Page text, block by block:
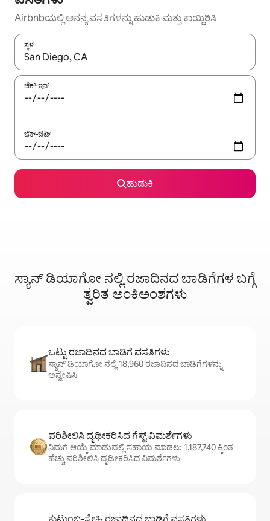
Airbnbಯಲ್ಲಿ ಅನನ್ಯ ವಸತಿಗಳನ್ನು ಹುಡುಕಿ ಮತ್ತು ಕಾಯ್ದಿರಿಸಿ
ಸ್ಥಳ
ಫಲಿತಾಂಶಗಳು ಲಭ್ಯವಿರುವಾಗ, ಅಪ್ ಮತ್ತು ಡೌನ್ ಬಾಣದ ಕೀಲಿಗಳೊಂದಿಗೆ
ಚೆಕ್-ಇನ್
ಚೆಕ್-ಔಟ್
ಹುಡುಕಿ
ಸ್ಯಾನ್ ಡಿಯಾಗೋ ನಲ್ಲಿ ರಜಾದಿನದ ಬಾಡಿಗೆಗಳ ಬಗ್ಗೆ
ತ್ವರಿತ ಅಂಕಿಅಂಶಗಳು
ಒಟ್ಟು ರಜಾದಿನದ ಬಾಡಿಗೆ ವಸತಿಗಳು
ಸ್ಯಾನ್ ಡಿಯಾಗೋ ನಲ್ಲಿ 18,960 ರಜಾದಿನದ ಬಾಡಿಗೆಗಳನ್ನು
ಅನ್ವೇಷಿಸಿ
ಪರಿಶೀಲಿಸಿ ದೃಢೀಕರಿಸಿದ ಗೆಸ್ಟ್ ವಿಮರ್ಶೆಗಳು
ನಿಮಗೆ ಆಯ್ಕೆ ಮಾಡುವಲ್ಲಿ ಸಹಾಯ ಮಾಡಲು 1,187,740 ಕ್ಕಿಂತ
ಹೆಚ್ಚು ಪರಿಶೀಲಿಸಿ ದೃಢೀಕರಿಸಿದ ವಿಮರ್ಶೆಗಳು